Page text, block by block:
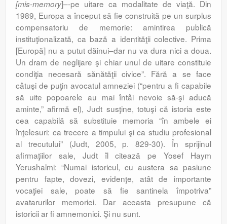
[mis-memory]–-pe uitare ca modalitate de viaţă. Din
1989, Europa a început să fie construită pe un surplus
compensatoriu de memorie: amintirea publică
instituţionalizată, ca bază a identităţii colective. Prima
[Europă] nu a putut dăinui–dar nu va dura nici a doua.
Un dram de neglijare şi chiar unul de uitare constituie
condiţia necesară sănătăţii civice”. Fără a se face
câtuşi de puţin avocatul amneziei (“pentru a fi capabile
să uite popoarele au mai întâi nevoie să-şi aducă
aminte,” afirmă el), Judt susţine, totuşi că istoria este
cea capabilă să substituie memoria “în ambele ei
înţelesuri: ca trecere a timpului şi ca studiu profesional
al trecutului” (Judt, 2005, p. 829-30). În sprijinul
afirmaţiilor sale, Judt îl citează pe Yosef Haym
Yerushalmi: “Numai istoricul, cu austera sa pasiune
pentru fapte, dovezi, evidenţe, atât de importante
vocaţiei sale, poate să fie santinela împotriva”
avatarurilor memoriei. Dar aceasta presupune că
istoricii ar fi amnemonici. Şi nu sunt.